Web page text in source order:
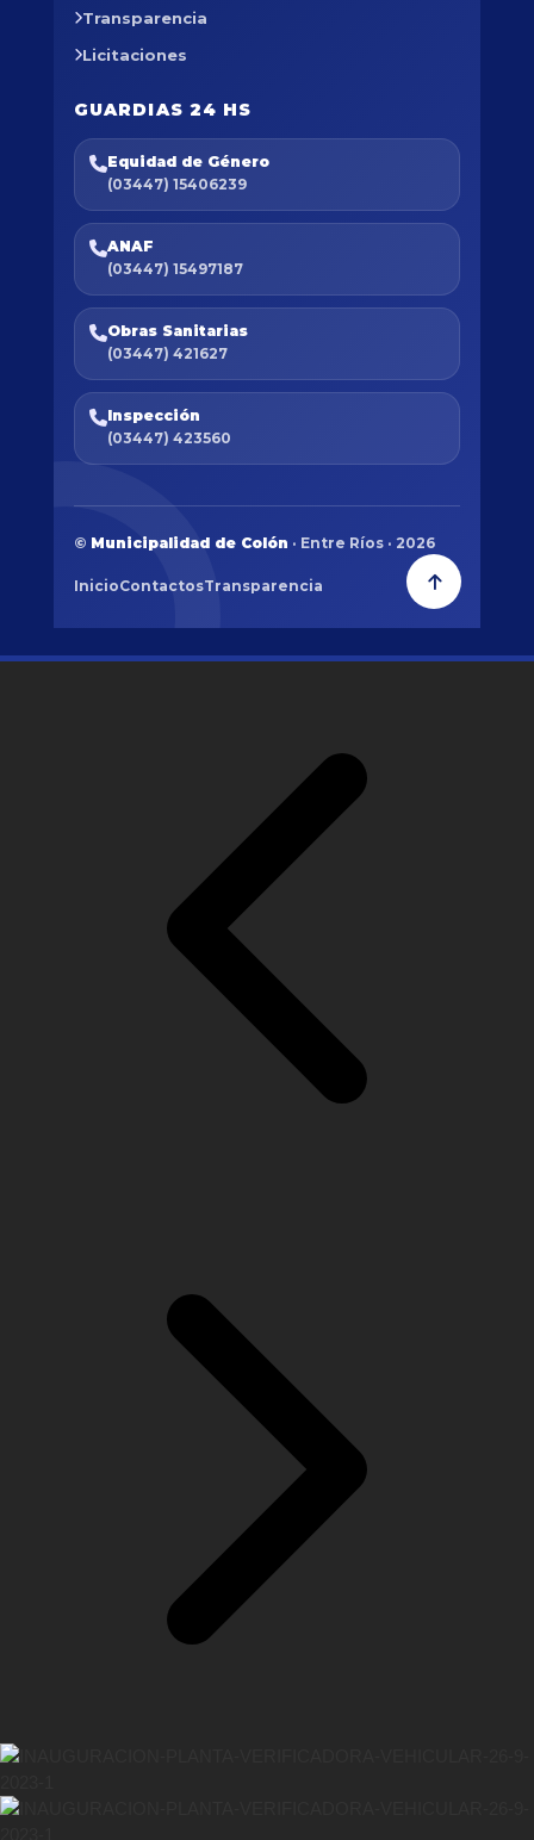
Transparencia
Licitaciones
GUARDIAS 24 HS
Equidad de Género
(03447) 15406239
ANAF
(03447) 15497187
Obras Sanitarias
(03447) 421627
Inspección
(03447) 423560
© Municipalidad de Colón · Entre Ríos · 2026
InicioContactosTransparencia